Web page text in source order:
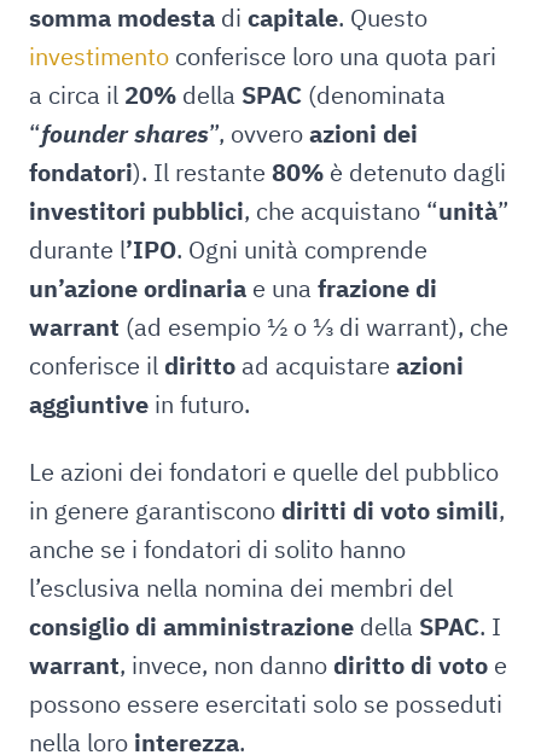
somma modesta di capitale. Questo
investimento conferisce loro una quota pari
a circa il 20% della SPAC (denominata
“founder shares”, ovveroazioni dei
fondatori). Il restante 80% è detenuto dagli
investitori pubblici, che acquistano “unità”
durante l’IPO. Ogni unità comprende
un’azione ordinaria e una frazione di
warrant (ad esempio ½ o ⅓ di warrant), che
conferisce il diritto ad acquistare azioni
aggiuntive in futuro.
Le azioni dei fondatori e quelle del pubblico
in genere garantiscono diritti di voto simili,
anche se i fondatori di solito hanno
l’esclusiva nella nomina dei membri del
consiglio di amministrazione della SPAC. I
warrant, invece, non danno diritto di voto e
possono essere esercitati solo se posseduti
nella loro interezza.